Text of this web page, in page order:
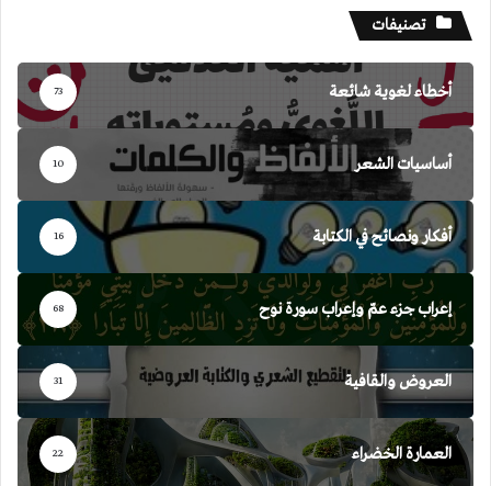
تصنيفات
أخطاء لغوية شائعة 73
أساسيات الشعر 10
أفكار ونصائح في الكتابة 16
إعراب جزء عمّ وإعراب سورة نوح 68
العروض والقافية 31
العمارة الخضراء 22